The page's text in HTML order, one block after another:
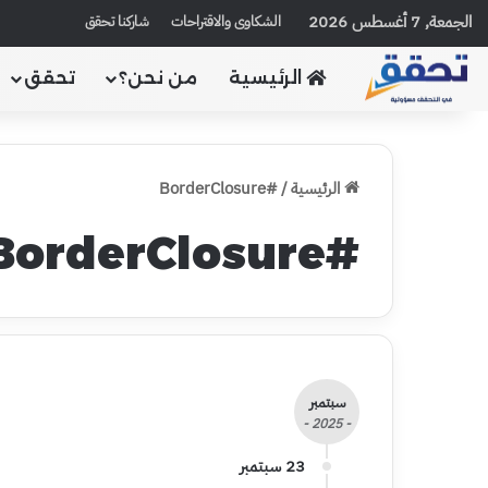
الجمعة, 7 أغسطس 2026 الشكاوى والاقتراحات شاركنا تحقق
الرئيسية من نحن؟ تحقق
الرئيسية/
#BorderClosure
#BorderClosure
سبتمبر
- 2025 -
23 سبتمبر